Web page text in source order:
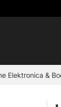
Elektronica &